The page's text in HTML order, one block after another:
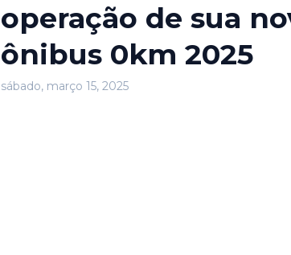
operação de sua
ônibus 0km 2025
sábado, março 15, 2025